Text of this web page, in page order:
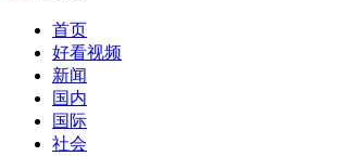
首页
好看视频
新闻
国内
国际
社会